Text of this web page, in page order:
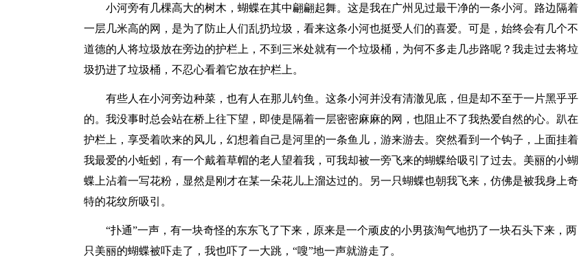
小河旁有几棵高大的树木，蝴蝶在其中翩翩起舞。这是我在广州见过最干净的一条小河。路边隔着
一层几米高的网，是为了防止人们乱扔垃圾，看来这条小河也挺受人们的喜爱。可是，始终会有几个不
道德的人将垃圾放在旁边的护栏上，不到三米处就有一个垃圾桶，为何不多走几步路呢？我走过去将垃
圾扔进了垃圾桶，不忍心看着它放在护栏上。
有些人在小河旁边种菜，也有人在那儿钓鱼。这条小河并没有清澈见底，但是却不至于一片黑乎乎
的。我没事时总会站在桥上往下望，即使是隔着一层密密麻麻的网，也阻止不了我热爱自然的心。趴在
护栏上，享受着吹来的风儿，幻想着自己是河里的一条鱼儿，游来游去。突然看到一个钩子，上面挂着
我最爱的小蚯蚓，有一个戴着草帽的老人望着我，可我却被一旁飞来的蝴蝶给吸引了过去。美丽的小蝴
蝶上沾着一写花粉，显然是刚才在某一朵花儿上溜达过的。另一只蝴蝶也朝我飞来，仿佛是被我身上奇
特的花纹所吸引。
“扑通”一声，有一块奇怪的东东飞了下来，原来是一个顽皮的小男孩淘气地扔了一块石头下来，两
只美丽的蝴蝶被吓走了，我也吓了一大跳，“嗖”地一声就游走了。